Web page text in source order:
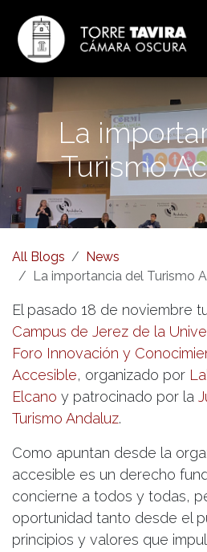
La
Turismo
All Blogs
News
La importancia del Turismo
El pasado 18 de noviembre
Campus de Jerez de la
Foro Innovación y
Accesible, organizado por
Elcano y patrocinado por la
Turismo Andaluz.
Como apuntan desde la
accesible es un derecho
concierne a todos y todas,
oportunidad tanto desde el
principios y valores que